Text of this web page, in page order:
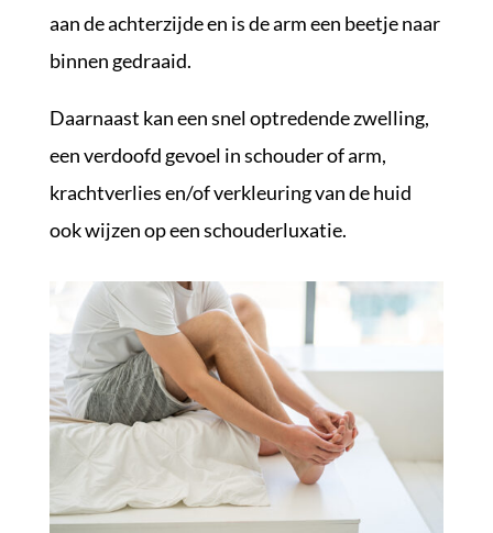
aan de achterzijde en is de arm een beetje naar
binnen gedraaid.
Daarnaast kan een snel optredende zwelling,
een verdoofd gevoel in schouder of arm,
krachtverlies en/of verkleuring van de huid
ook wijzen op een schouderluxatie.